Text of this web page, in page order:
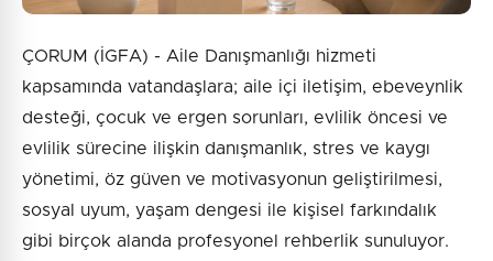
ÇORUM (İGFA) - Aile Danışmanlığı hizmeti
kapsamında vatandaşlara; aile içi iletişim, ebeveynlik
desteği, çocuk ve ergen sorunları, evlilik öncesi ve
evlilik sürecine ilişkin danışmanlık, stres ve kaygı
yönetimi, öz güven ve motivasyonun geliştirilmesi,
sosyal uyum, yaşam dengesi ile kişisel farkındalık
gibi birçok alanda profesyonel rehberlik sunuluyor.